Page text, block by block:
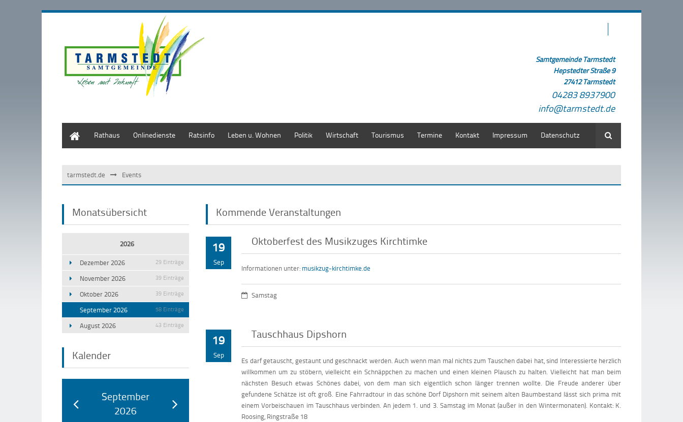
Samtgemeinde Tarmstedt
Hepstedter Straße 9
27412 Tarmstedt
04283 8937900
info@tarmstedt.de
Rathaus Onlinedienste Ratsinfo Leben u. Wohnen Politik Wirtschaft Tourismus Termine Kontakt Impressum Datenschutz Suche
tarmstedt.de Events
Monatsübersicht
2026
Dezember 2026 29 Einträge
November 2026 39 Einträge
Oktober 2026 39 Einträge
September 2026 58 Einträge
August 2026 43 Einträge
Kalender
September
2026
Kommende Veranstaltungen
19
Sep
Oktoberfest des Musikzuges Kirchtimke
Informationen unter: musikzug-kirchtimke.de
Samstag
19
Sep
Tauschhaus Dipshorn
Es darf getauscht, gestaunt und geschnackt werden. Auch wenn man mal nichts zum Tauschen dabei hat, sind Interessierte herzlich
willkommen um zu stöbern, vielleicht ein Schnäppchen zu machen und einen kleinen Plausch zu halten. Vielleicht hat man beim
nächsten Besuch etwas Schönes dabei, von dem man sich eigentlich schon länger trennen wollte. Die Freude anderer über
gefundene Schätze ist oft groß. Eine Fahrradtour in das schöne Dorf Dipshorn mit seinem alten Baumbestand lässt sich prima mit
einem Vorbeischauen im Tauschhaus verbinden. An jedem 1. und 3. Samstag im Monat (außer in den Wintermonaten). Kontakt: K.
Roosing, Ringstraße 18